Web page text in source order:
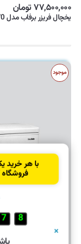
۷۷,۵۰۰,۰۰۰ تومان
یخچال فریزر برفاب مدل 70 30
موجود
با هر خرید
فروشگاه
6
4
×